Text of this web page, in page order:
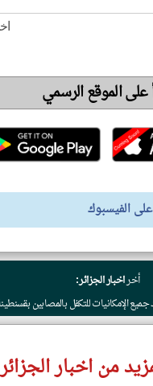
على الموقع الرسمي
الفيسبوك
أخراخبار الجزائر:
الإمكانيات للتكفل بالمصابين
من اخبار الجزائر